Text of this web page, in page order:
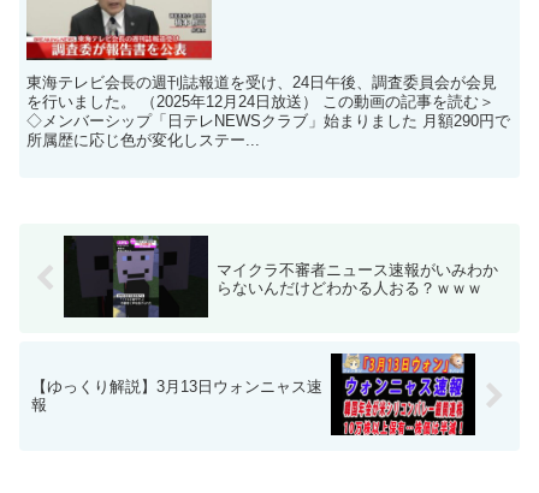
東海テレビ会長の週刊誌報道を受け、24日午後、調査委員会が会見
を行いました。 （2025年12月24日放送） この動画の記事を読む＞
◇メンバーシップ「日テレNEWSクラブ」始まりました 月額290円で
所属歴に応じ色が変化しステー...
マイクラ不審者ニュース速報がいみわか
らないんだけどわかる人おる？ｗｗｗ
【ゆっくり解説】3月13日ウォンニャス速
報